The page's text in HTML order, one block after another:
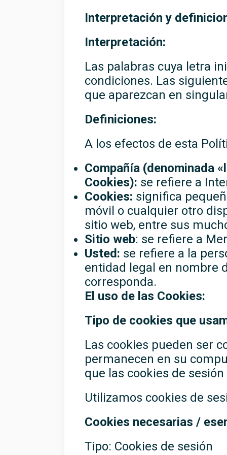
Interpretación y
Interpretación:
Las palabras cuya letra
condiciones. Las
que aparezcan en
Definiciones:
A los efectos de esta
Compañía (denominada
Cookies): se refiere a
Cookies: significa
móvil o cualquier otro
sitio web, entre sus
Sitio web: se refiere a
Usted: se refiere a la
entidad legal en nombre
corresponda.
El uso de las Cookies:
Tipo de cookies que
Las cookies pueden ser
permanecen en su
que las cookies de
Utilizamos cookies de
Cookies necesarias /
Tipo: Cookies de sesión